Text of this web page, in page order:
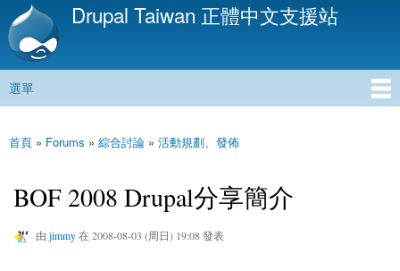
移
內
Drupal Taiwan 正體中文支援站
主選單
選單
您在這裡
首頁 » Forums » 綜合討論 » 活動規劃、發佈
BOF 2008 Drupal分享簡介
由 jimmy在 2008-08-03 (周日) 19:08 發表